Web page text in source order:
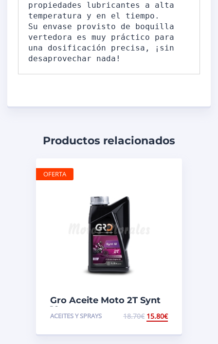
propiedades lubricantes a alta
temperatura y en el tiempo.
Su envase provisto de boquilla
vertedora es muy práctico para
una dosificación precisa, ¡sin
desaprovechar nada!
Productos relacionados
Gro Aceite Moto 2T Synt
10
ACEITES Y SPRAYS 18.70€ 15.80€
OFERTA